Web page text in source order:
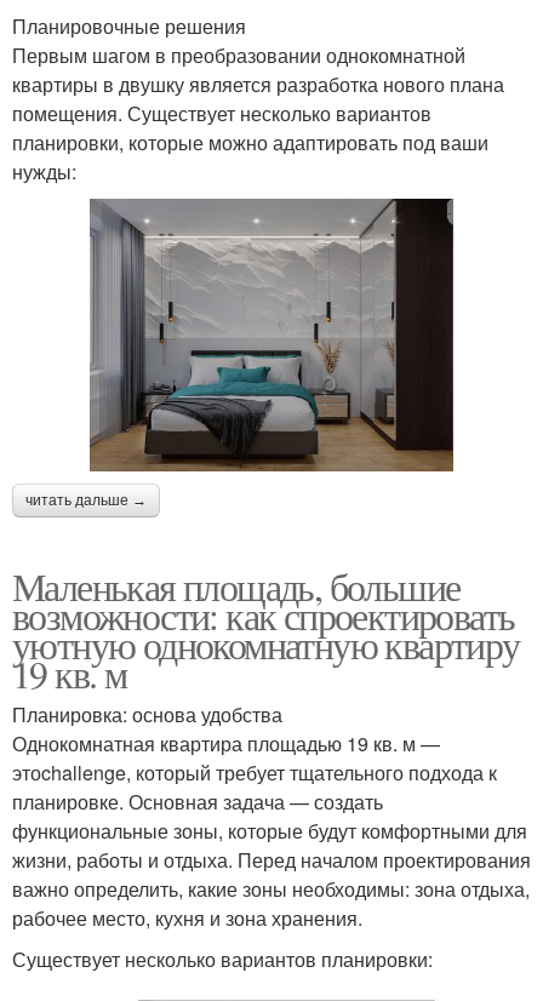
Планировочные решения
Первым шагом в преобразовании однокомнатной
квартиры в двушку является разработка нового плана
помещения. Существует несколько вариантов
планировки, которые можно адаптировать под ваши
нужды:
читать дальше →
Маленькая площадь, большие
возможности: как спроектировать
уютную однокомнатную квартиру
19 кв. м
Планировка: основа удобства
Однокомнатная квартира площадью 19 кв. м —
этоchallenge, который требует тщательного подхода к
планировке. Основная задача — создать
функциональные зоны, которые будут комфортными для
жизни, работы и отдыха. Перед началом проектирования
важно определить, какие зоны необходимы: зона отдыха,
рабочее место, кухня и зона хранения.
Существует несколько вариантов планировки: